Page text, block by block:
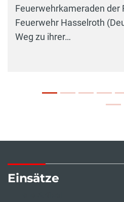
Feuerwehrkameraden der
Feuerwehr Hasselroth
Weg zu ihrer…
Einsätze